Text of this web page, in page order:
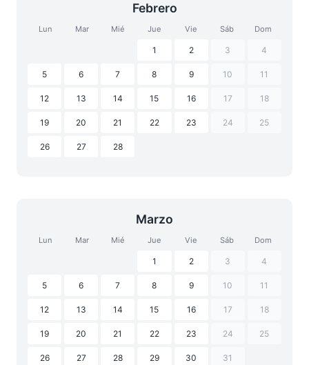
Febrero
Lun Mar Mié Jue Vie Sáb Dom
1 2 3 4
5 6 7 8 9 10 11
12 13 14 15 16 17 18
19 20 21 22 23 24 25
26 27 28
Marzo
Lun Mar Mié Jue Vie Sáb Dom
1 2 3 4
5 6 7 8 9 10 11
12 13 14 15 16 17 18
19 20 21 22 23 24 25
26 27 28 29 30 31